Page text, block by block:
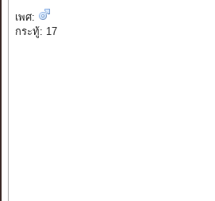
เพศ:
กระทู้: 17